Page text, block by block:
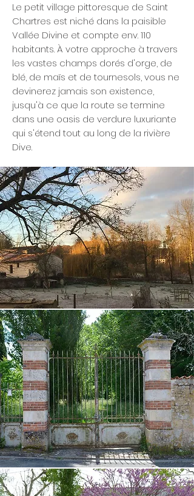
Le petit village pittoresque de Saint
Chartres est niché dans la paisible
Vallée Divine et compte env. 110
habitants. À votre approche à travers
les vastes champs dorés d'orge, de
blé, de maïs et de tournesols, vous ne
devinerez jamais son existence,
jusqu'à ce que la route se termine
dans une oasis de verdure luxuriante
qui s'étend tout au long de la rivière
Dive.